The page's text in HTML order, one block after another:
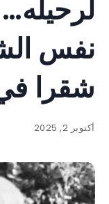
نفس
شقرا
أكتوبر 2, 2025